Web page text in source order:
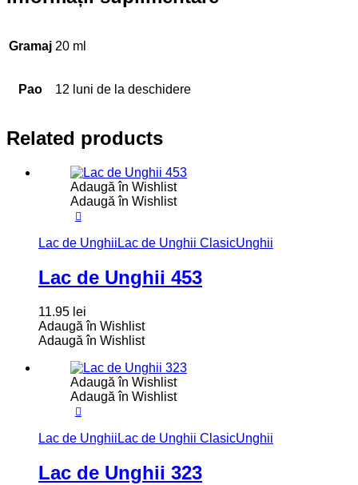
Gramaj 20 ml
Pao 12 luni de la deschidere
Related products
Adaugă în Wishlist
Adaugă în Wishlist
Lac de Unghii Lac de Unghii ClasicUnghii
Lac de Unghii 453
11.95 lei
Adaugă în Wishlist
Adaugă în Wishlist
Adaugă în Wishlist
Adaugă în Wishlist
Lac de Unghii Lac de Unghii ClasicUnghii
Lac de Unghii 323